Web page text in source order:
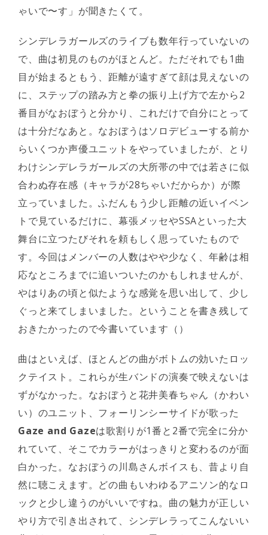
ゃいで〜す」が聞きたくて。
シンデレラガールズのライブも数年行っていないの
で、曲は初見のものがほとんど。ただそれでも1曲
目が始まるともう、距離が遠すぎて顔は見えないの
に、ステップの踏み方と拳の振り上げ方で左から2
番目がなおぼうと分かり、これだけで自分にとって
は十分だなあと。なおぼうはソロデビューする前か
らいくつか声優ユニットをやっていましたが、とり
わけシンデレラガールズの大所帯の中では若さに似
合わぬ存在感（キャラが28ちゃいだからか）が際
立っていました。ふだんもう少し距離の近いイベン
トで見ているだけに、幕張メッセやSSAといった大
舞台に立つたびそれを頼もしく思っていたもので
す。今回はメンバーの人数はやや少なく、年齢は相
応なところまでに追いついたのかもしれませんが、
やはりあの頃と似たような感覚を思い出して、少し
ぐっと来てしまいました。ということを書き残して
おきたかったので今書いています（）
曲はといえば、ほとんどの曲がボトムの効いたロッ
クテイスト。これらが生バンドの演奏で映えないは
ずがなかった。なおぼうと花井美春ちゃん（かわい
い）のユニット、フォーリンシーサイドが歌った
Gaze and Gazeは歌割りが1番と2番で完全に分か
れていて、そこでカラーがはっきりと変わるのが面
白かった。なおぼうの川島さんボイスも、昔より自
然に聴こえます。どの曲もいわゆるアニソン的なロ
ックと少し違うのがいいですね。曲の魅力が正しい
やり方で引き出されて、シンデレラってこんないい